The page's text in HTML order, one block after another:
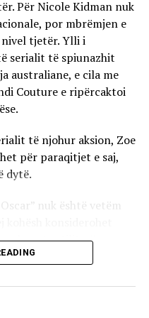
dhe Green Coast Hotel
në këtë histori të re
një dëshmi e vizionit
bukuria natyrore e
globale të mikpritjes,
gjatë në kujtesën
Për Nicole Kidman nuk
por mbrëmjen e
nivel tjetër. Ylli i
serialit të spiunazhit
australiane, e cila me
Couture e ripërcaktoi
të njohur aksion, Zoe
për paraqitjet e saj,
dytë.
nuk është vetëm
të stilit në
ajo e dëshmon se e
shkoi edhe disa